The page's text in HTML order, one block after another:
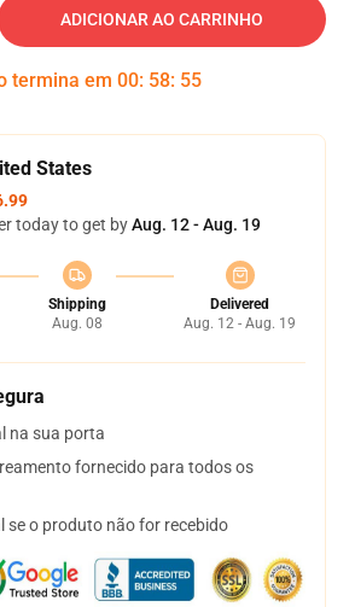
ADICIONAR AO CARRINHO
termina em 00: 58: 54
States
today to get byAug. 12 - Aug. 19
Shipping
Aug. 08
Delivered
Aug. 12 - Aug. 19
na sua porta
fornecido para todos os
se o produto não for recebido